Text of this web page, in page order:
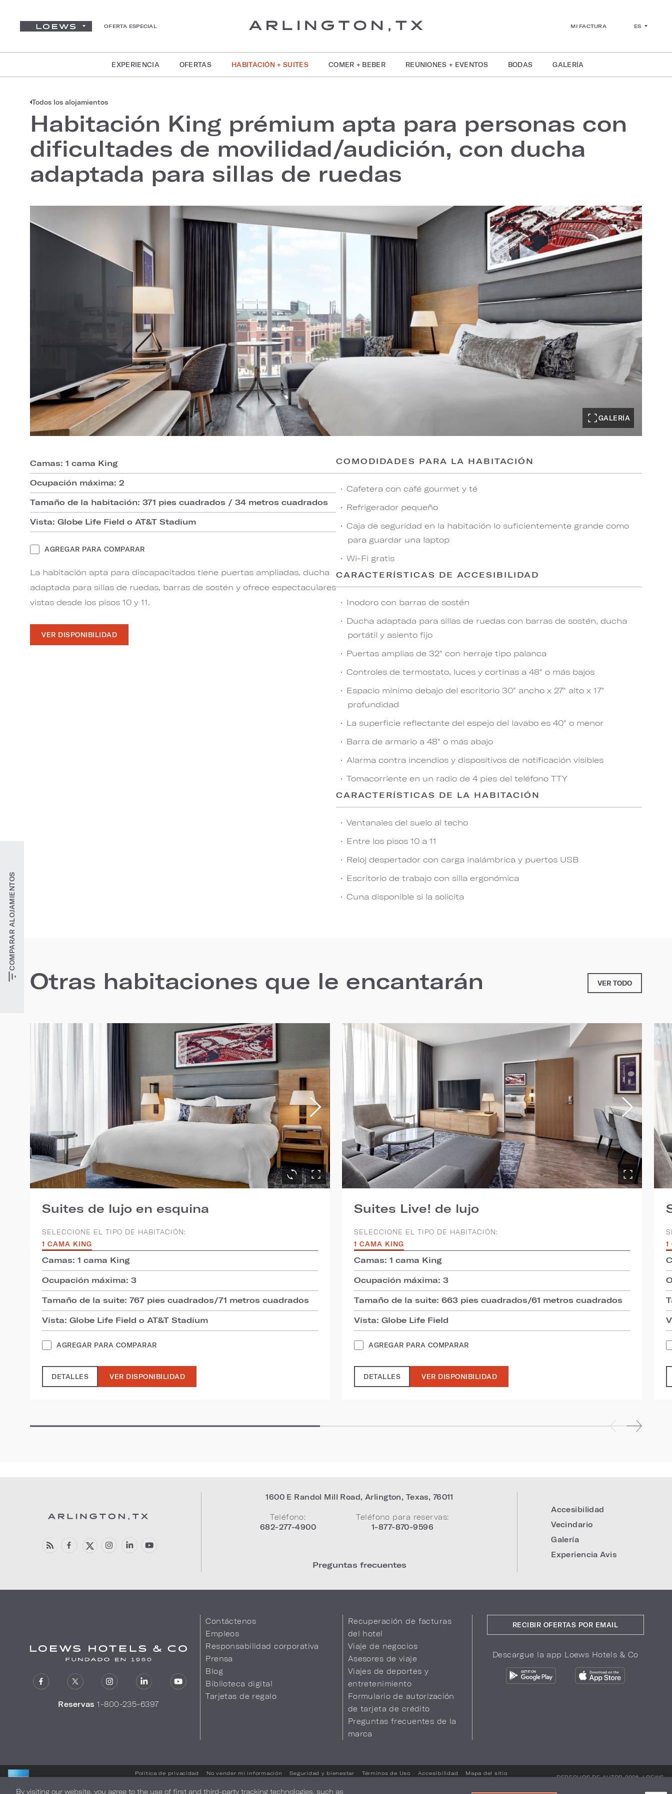
OFERTA ESPECIAL MI FACTURA ES
EXPERIENCIA OFERTAS HABITACIÓN + SUITES COMER + BEBER REUNIONES + EVENTOS BODAS GALERÍA
COMPARAR ALOJAMIENTOS
Todos los alojamientos
Habitación King prémium apta para personas con
dificultades de movilidad/audición, con ducha
adaptada para sillas de ruedas
GALERÍA
Camas: 1 cama King
Ocupación máxima: 2
Tamaño de la habitación: 371 pies cuadrados / 34 metros cuadrados
Vista: Globe Life Field o AT&T Stadium
AGREGAR PARA COMPARAR
La habitación apta para discapacitados tiene puertas ampliadas, ducha
adaptada para sillas de ruedas, barras de sostén y ofrece espectaculares
vistas desde los pisos 10 y 11.
VER DISPONIBILIDAD
COMODIDADES PARA LA HABITACIÓN
Cafetera con café gourmet y té
Refrigerador pequeño
Caja de seguridad en la habitación lo suficientemente grande como
para guardar una laptop
Wi-Fi gratis
CARACTERÍSTICAS DE ACCESIBILIDAD
Inodoro con barras de sostén
Ducha adaptada para sillas de ruedas con barras de sostén, ducha
portátil y asiento fijo
Puertas amplias de 32" con herraje tipo palanca
Controles de termostato, luces y cortinas a 48" o más bajos
Espacio mínimo debajo del escritorio 30" ancho x 27" alto x 17"
profundidad
La superficie reflectante del espejo del lavabo es 40" o menor
Barra de armario a 48" o más abajo
Alarma contra incendios y dispositivos de notificación visibles
Tomacorriente en un radio de 4 pies del teléfono TTY
CARACTERÍSTICAS DE LA HABITACIÓN
Ventanales del suelo al techo
Entre los pisos 10 a 11
Reloj despertador con carga inalámbrica y puertos USB
Escritorio de trabajo con silla ergonómica
Cuna disponible si la solicita
Otras habitaciones que le encantarán VER TODO
Suites de lujo en esquina
SELECCIONE EL TIPO DE HABITACIÓN:
1 CAMA KING
Camas: 1 cama King
Ocupación máxima: 3
Tamaño de la suite: 767 pies cuadrados/71 metros cuadrados
Vista: Globe Life Field o AT&T Stadium
AGREGAR PARA COMPARAR
DETALLES VER DISPONIBILIDAD
Suites Live! de lujo
SELECCIONE EL TIPO DE HABITACIÓN:
1 CAMA KING
Camas: 1 cama King
Ocupación máxima: 3
Tamaño de la suite: 663 pies cuadrados/61 metros cuadrados
Vista: Globe Life Field
AGREGAR PARA COMPARAR
DETALLES VER DISPONIBILIDAD
1
1600 E Randol Mill Road, Arlington, Texas, 76011
Teléfono:
682-277-4900
Teléfono para reservas:
1-877-870-9596
Preguntas frecuentes
Accesibilidad
Vecindario
Galería
Experiencia Avis
Reservas 1-800-235-6397
Contáctenos
Empleos
Responsabilidad corporativa
Prensa
Blog
Biblioteca digital
Tarjetas de regalo
Recuperación de facturas
del hotel
Viaje de negocios
Asesores de viaje
Viajes de deportes y
entretenimiento
Formulario de autorización
de tarjeta de crédito
Preguntas frecuentes de la
marca
RECIBIR OFERTAS POR EMAIL
Descargue la app Loews Hotels & Co
Política de privacidad No vender mi información Seguridad y bienestar Términos de Uso Accesibilidad Mapa del sitio
Sus opciones de privacidad
DERECHOS DE AUTOR 2026.LOEWS
By visiting our website, you agree to the use of first and third-party tracking technologies, such as